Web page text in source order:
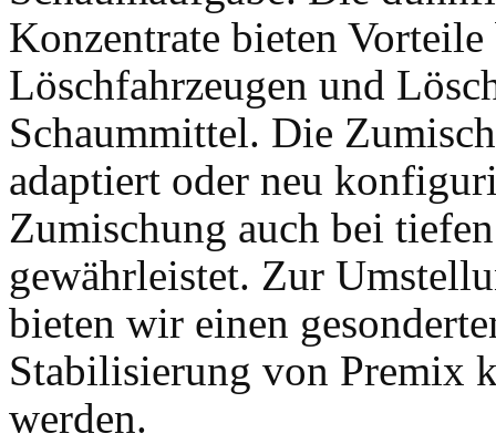
Konzentrate bieten
Löschfahrzeugen und
Schaummittel. Die
adaptiert oder neu
Zumischung auch bei
gewährleistet. Zur
bieten wir einen
Stabilisierung von Premix
werden.